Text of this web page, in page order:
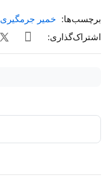
برچسب‌ها: خمیر جرمگیری
اشتراک‌گذاری: